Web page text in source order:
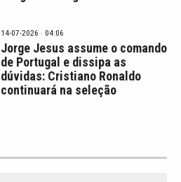
14-07-2026 · 04:06
Jorge Jesus assume o comando
de Portugal e dissipa as
dúvidas: Cristiano Ronaldo
continuará na seleção